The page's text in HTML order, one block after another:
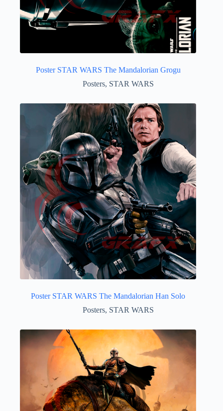
Poster STAR WARS The Mandalorian Grogu
Posters, STAR WARS
Poster STAR WARS The Mandalorian Han Solo
Posters, STAR WARS